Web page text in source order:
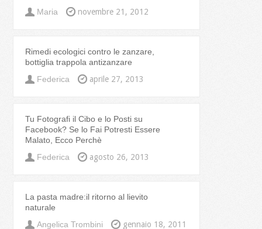
Maria
novembre 21, 2012
Rimedi ecologici contro le zanzare,
bottiglia trappola antizanzare
Federica
aprile 27, 2013
Tu Fotografi il Cibo e lo Posti su
Facebook? Se lo Fai Potresti Essere
Malato, Ecco Perchè
Federica
agosto 26, 2013
La pasta madre:il ritorno al lievito
naturale
Angelica Trombini
gennaio 18, 2011